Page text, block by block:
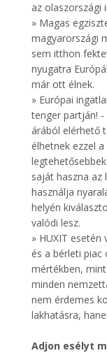
az olaszországi
» Magas
magyarországi
sem itthon
nyugatra
már ott élnek.
» Európai
tenger partján!
árából elérhető
élhetnek ezzel
saját haszna az
használja
helyén
valódi lesz.
» HUXIT
és a bérleti piac
mértékben,
minden
nem érdemes
lakhatásra,
Adjon esélyt